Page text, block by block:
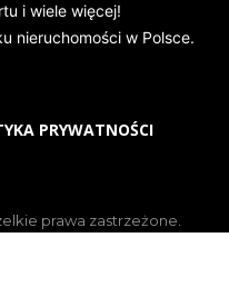
i wiele więcej!
nieruchomości w Polsce.
PRYWATNOŚCI
prawa zastrzeżone.